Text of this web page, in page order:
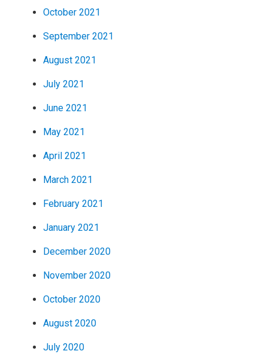
October 2021
September 2021
August 2021
July 2021
June 2021
May 2021
April 2021
March 2021
February 2021
January 2021
December 2020
November 2020
October 2020
August 2020
July 2020